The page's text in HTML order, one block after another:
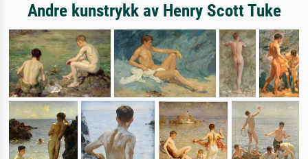
Andre kunstrykk av Henry Scott Tuke